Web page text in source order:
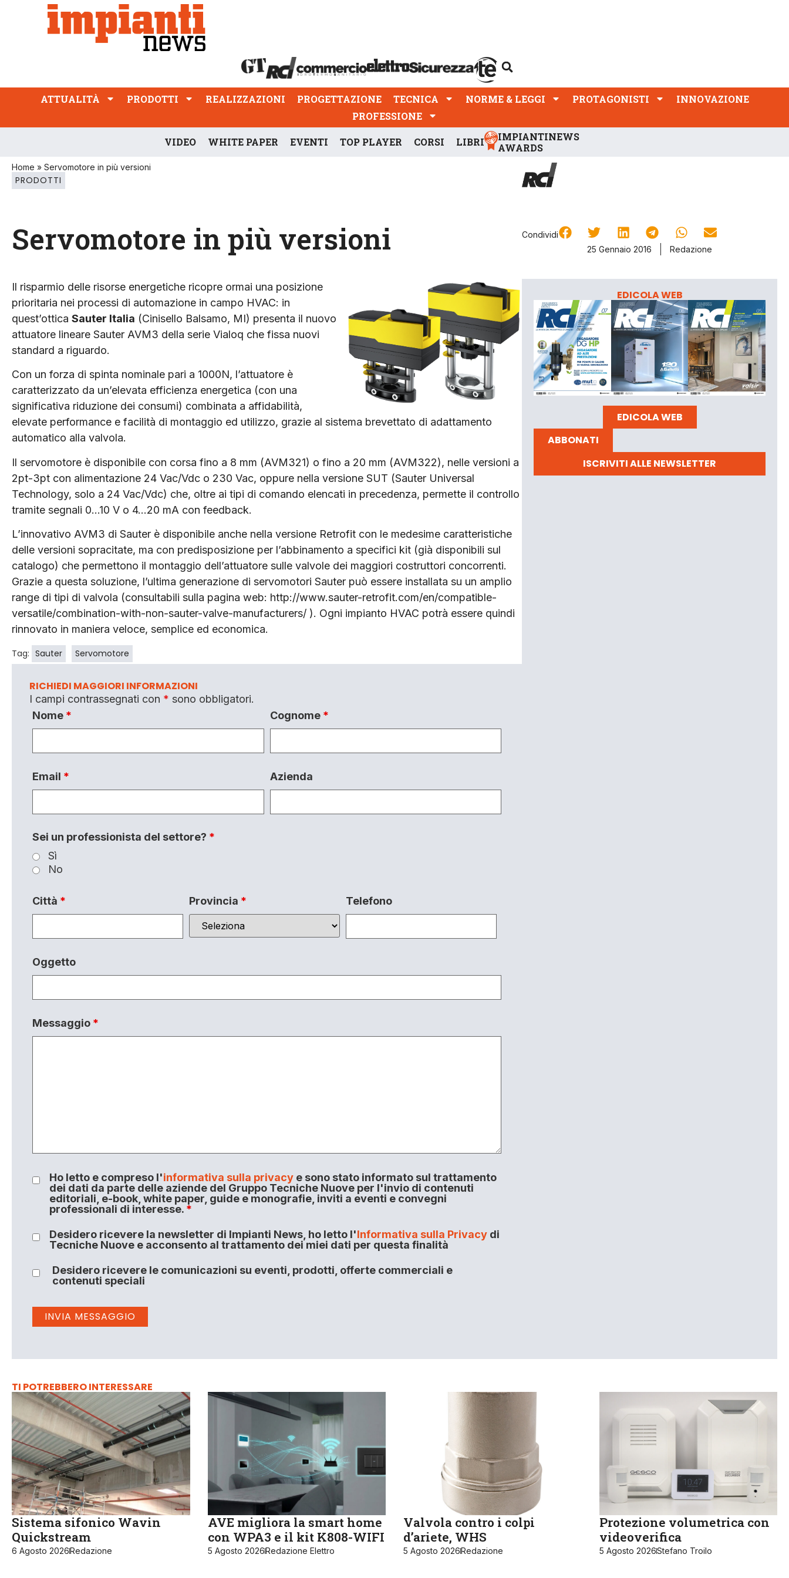
ATTUALITÀ PRODOTTI REALIZZAZIONI
PROFESSIONE
ATTUALITÀ PRODOTTI REALIZZAZIONI PROGETTAZIONE TECNICA NORME & LEGGI PROTAGONISTI
INNOVAZIONE
PROFESSIONE
VIDEO WHITE PAPER EVENTI TOP PLAYER CORSI LIBRI
IMPIANTINEWS
AWARDS
Home » Servomotore in più versioni
PRODOTTI
Servomotore in più versioni
Condividi
25 Gennaio 2016
Redazione
Il risparmio delle risorse energetiche ricopre ormai una posizione
prioritaria nei processi di automazione in campo HVAC: in
quest’ottica Sauter Italia (Cinisello Balsamo, MI) presenta il nuovo
attuatore lineare Sauter AVM3 della serie Vialoq che fissa nuovi
standard a riguardo.
Con un forza di spinta nominale pari a 1000N, l’attuatore è
caratterizzato da un’elevata efficienza energetica (con una
significativa riduzione dei consumi) combinata a affidabilità,
elevate performance e facilità di montaggio ed utilizzo, grazie al sistema brevettato di adattamento
automatico alla valvola.
Il servomotore è disponibile con corsa fino a 8 mm (AVM321) o fino a 20 mm (AVM322), nelle versioni a
2pt-3pt con alimentazione 24 Vac/Vdc o 230 Vac, oppure nella versione SUT (Sauter Universal
Technology, solo a 24 Vac/Vdc) che, oltre ai tipi di comando elencati in precedenza, permette il controllo
tramite segnali 0…10 V o 4…20 mA con feedback.
L’innovativo AVM3 di Sauter è disponibile anche nella versione Retrofit con le medesime caratteristiche
delle versioni sopracitate, ma con predisposizione per l’abbinamento a specifici kit (già disponibili sul
catalogo) che permettono il montaggio dell’attuatore sulle valvole dei maggiori costruttori concorrenti.
Grazie a questa soluzione, l’ultima generazione di servomotori Sauter può essere installata su un amplio
range di tipi di valvola (consultabili sulla pagina web: http://www.sauter-retrofit.com/en/compatible-
versatile/combination-with-non-sauter-valve-manufacturers/ ). Ogni impianto HVAC potrà essere quindi
rinnovato in maniera veloce, semplice ed economica.
Tag: Sauter Servomotore
RICHIEDI MAGGIORI INFORMAZIONI
I campi contrassegnati con * sono obbligatori.
Nome * Cognome *
Email * Azienda
Sei un professionista del settore? *
Sì
No
Città * Provincia * Telefono
Oggetto
Messaggio *
Ho letto e compreso l'informativa sulla privacye sono stato informato sul trattamento
dei dati da parte delle aziende del Gruppo Tecniche Nuove per l'invio di contenuti
editoriali, e-book, white paper, guide e monografie, inviti a eventi e convegni
professionali di interesse. *
Desidero ricevere la newsletter di Impianti News, ho letto l'Informativa sulla Privacydi
Tecniche Nuove e acconsento al trattamento dei miei dati per questa finalità
Desidero ricevere le comunicazioni su eventi, prodotti, offerte commerciali e
contenuti speciali
EDICOLA WEB
EDICOLA WEB
ABBONATI
ISCRIVITI ALLE NEWSLETTER
TI POTREBBERO INTERESSARE
Sistema sifonico Wavin
Quickstream
6 Agosto 2026Redazione
AVE migliora la smart home
con WPA3 e il kit K808-WIFI
5 Agosto 2026Redazione Elettro
Valvola contro i colpi
d’ariete, WHS
5 Agosto 2026Redazione
Protezione volumetrica con
videoverifica
5 Agosto 2026Stefano Troilo